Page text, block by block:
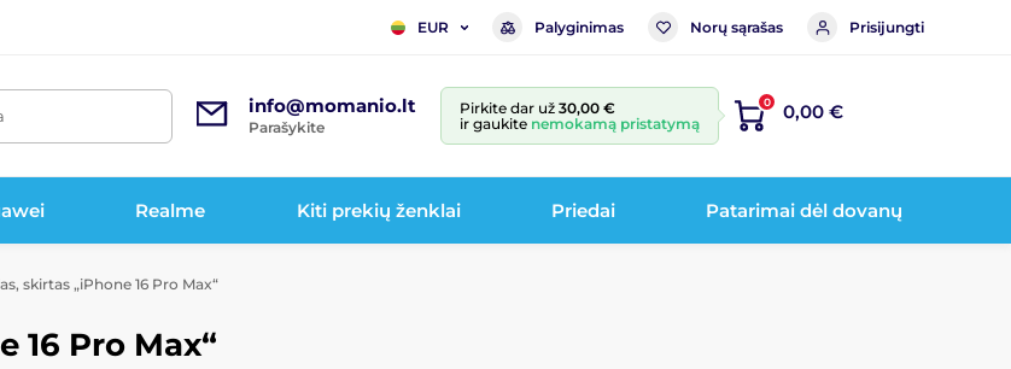
EUR Palyginimas Norų sąrašas Prisijungti
info@momanio.lt
Parašykite
Pirkite dar už 30,00 €
ir gaukite nemokamą pristatymą
0 0,00 €
Realme Kiti prekių ženklai Priedai Patarimai dėl dovanų
skirtas „iPhone 16 Pro Max“
16 Pro Max“